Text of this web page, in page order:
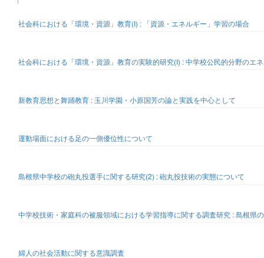
社会科における「環境・資源」教育(I) : 「資源・エネルギー」学習の場合
社会科における「環境・資源」教育の実験的研究(I) : 中学校公民的分野のエ
新教育思想と舞踊教育 : 玉川学園・小原国芳の論と実践を中心として
運動場面における足の一側優位性について
島根県中学校の砲丸投選手に関する研究(2) : 砲丸投技術の実態について
中学校技術・家庭科の被服領域における学習指導に関する調査研究 : 島根県
婦人の社会活動に関する意識調査